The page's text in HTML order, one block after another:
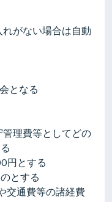
がない場合は自動
となる
理費等としてどの
円とする
とする
交通費等の諸経費